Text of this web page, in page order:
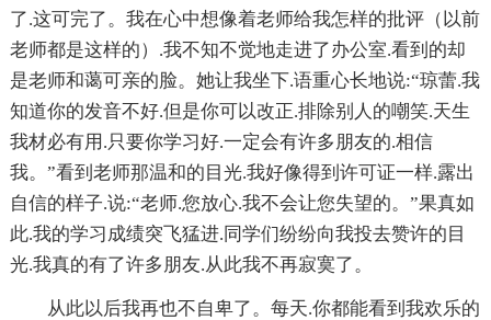
了.这可完了。我在心中想像着老师给我怎样的批评（以前
老师都是这样的）.我不知不觉地走进了办公室.看到的却
是老师和蔼可亲的脸。她让我坐下.语重心长地说:“琼蕾.我
知道你的发音不好.但是你可以改正.排除别人的嘲笑.天生
我材必有用.只要你学习好.一定会有许多朋友的.相信
我。”看到老师那温和的目光.我好像得到许可证一样.露出
自信的样子.说:“老师.您放心.我不会让您失望的。”果真如
此.我的学习成绩突飞猛进.同学们纷纷向我投去赞许的目
光.我真的有了许多朋友.从此我不再寂寞了。
从此以后我再也不自卑了。每天.你都能看到我欢乐的